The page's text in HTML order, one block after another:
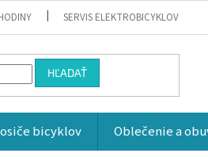
SERVIS ELEKTROBICYKLOV
HĽADAŤ
bicyklov Oblečenie a